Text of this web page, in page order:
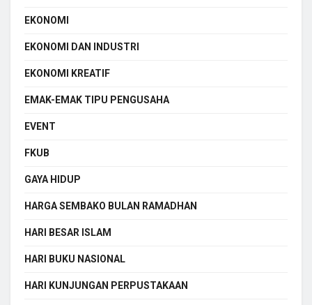
EKONOMI
EKONOMI DAN INDUSTRI
EKONOMI KREATIF
EMAK-EMAK TIPU PENGUSAHA
EVENT
FKUB
GAYA HIDUP
HARGA SEMBAKO BULAN RAMADHAN
HARI BESAR ISLAM
HARI BUKU NASIONAL
HARI KUNJUNGAN PERPUSTAKAAN